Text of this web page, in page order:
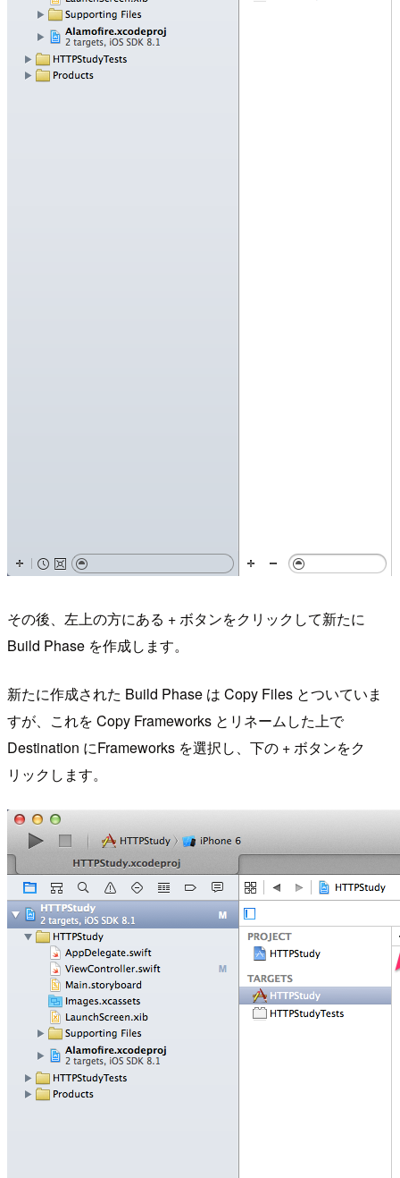
その後、左上の方にある + ボタンをクリックして新たに
Build Phase を作成します。
新たに作成された Build Phase は Copy Files とついていま
すが、これを Copy Frameworks とリネームした上で
Destination にFrameworks を選択し、下の + ボタンをク
リックします。